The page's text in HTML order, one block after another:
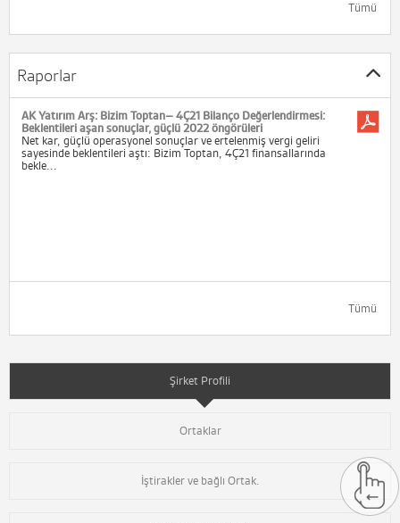
Tümü
Raporlar
AK Yatırım Arş: Bizim Toptan– 4Ç21 Bilanço Değerlendirmesi:
Beklentileri aşan sonuçlar, güçlü 2022 öngörüleri
Net kar, güçlü operasyonel sonuçlar ve ertelenmiş vergi geliri
sayesinde beklentileri aştı: Bizim Toptan, 4Ç21 finansallarında
bekle...
Tümü
Şirket Profili
Ortaklar
İştirakler ve bağlı Ortak.